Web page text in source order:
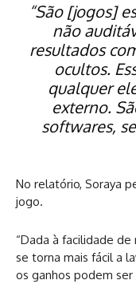
“São [jogos]
não
resultados
ocultos.
qualquer
externo.
softwares,
No relatório, Soraya
jogo.
“Dada à facilidade
se torna mais fácil a
os ganhos podem